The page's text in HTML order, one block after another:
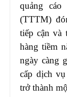
quảng
(TTTM)
tiếp cận và
hàng tiềm
ngày càng
cấp dịch
trở thành